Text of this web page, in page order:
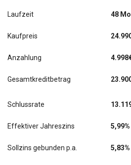
Laufzeit 48
Kaufpreis
Anzahlung
Gesamtkreditbetrag
Schlussrate
Effektiver Jahreszins 5,99%
Sollzins gebunden p.a. 5,83%